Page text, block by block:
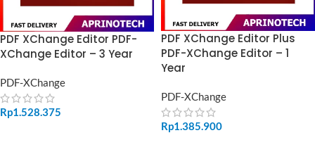
PDF XChange Editor PDF-
XChange Editor – 3 Year
PDF-XChange
Rp1.528.375
PDF XChange Editor Plus
PDF-XChange Editor – 1
Year
PDF-XChange
Rp1.385.900